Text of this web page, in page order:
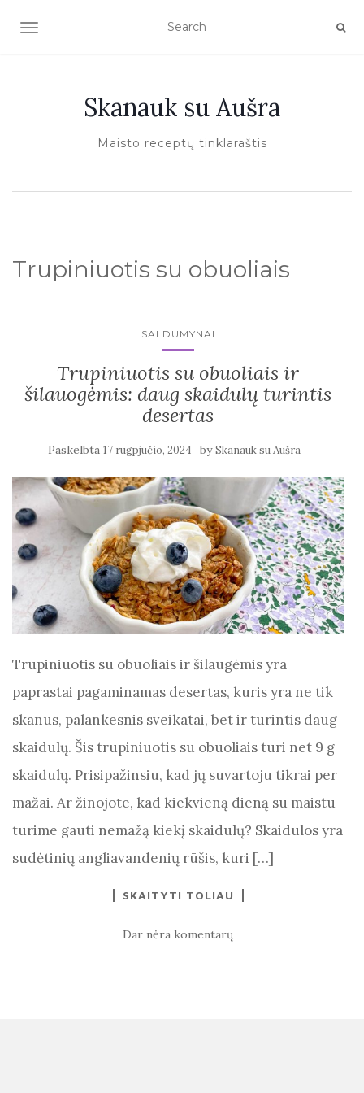
TOGGLE NAVIGATION
Skanauk su Aušra
Maisto receptų tinklaraštis
Trupiniuotis su obuoliais
SALDUMYNAI
Trupiniuotis su obuoliais ir
šilauogėmis: daug skaidulų turintis
desertas
Paskelbta 17 rugpjūčio, 2024 bySkanauk su Aušra
Trupiniuotis su obuoliais ir šilaugėmis yra
paprastai pagaminamas desertas, kuris yra ne tik
skanus, palankesnis sveikatai, bet ir turintis daug
skaidulų. Šis trupiniuotis su obuoliais turi net 9 g
skaidulų. Prisipažinsiu, kad jų suvartoju tikrai per
mažai. Ar žinojote, kad kiekvieną dieną su maistu
turime gauti nemažą kiekį skaidulų? Skaidulos yra
sudėtinių angliavandenių rūšis, kuri […]
SKAITYTI TOLIAU
Dar nėra komentarų